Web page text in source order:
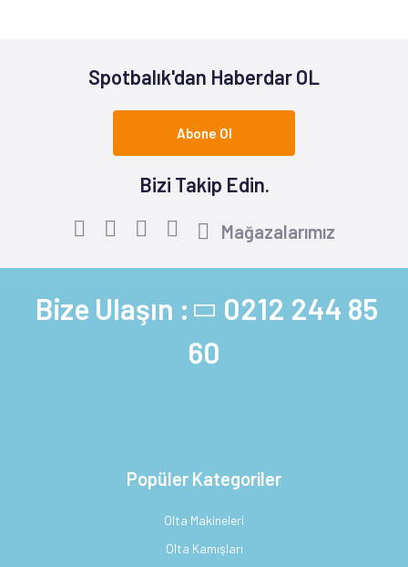
Spotbalık'dan Haberdar OL
Abone Ol
Bizi Takip Edin.
Mağazalarımız
Bize Ulaşın : 0212 244 85
60
Popüler Kategoriler
Olta Makineleri
Olta Kamışları